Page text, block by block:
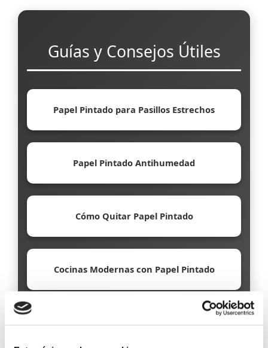
Guías y Consejos Útiles
Papel Pintado para Pasillos Estrechos
Papel Pintado Antihumedad
Cómo Quitar Papel Pintado
Cocinas Modernas con Papel Pintado
Papel Pintado Ecológico